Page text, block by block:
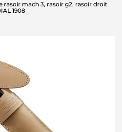
rasoir mach 3, rasoir g2, rasoir droit
1908